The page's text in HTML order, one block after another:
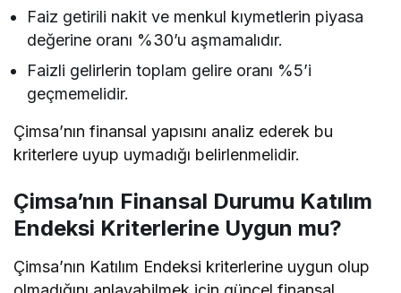
Faiz getirili nakit ve menkul kıymetlerin piyasa
değerine oranı %30’u aşmamalıdır.
Faizli gelirlerin toplam gelire oranı %5’i
geçmemelidir.
Çimsa’nın finansal yapısını analiz ederek bu
kriterlere uyup uymadığı belirlenmelidir.
Çimsa’nın Finansal Durumu Katılım
Endeksi Kriterlerine Uygun mu?
Çimsa’nın Katılım Endeksi kriterlerine uygun olup